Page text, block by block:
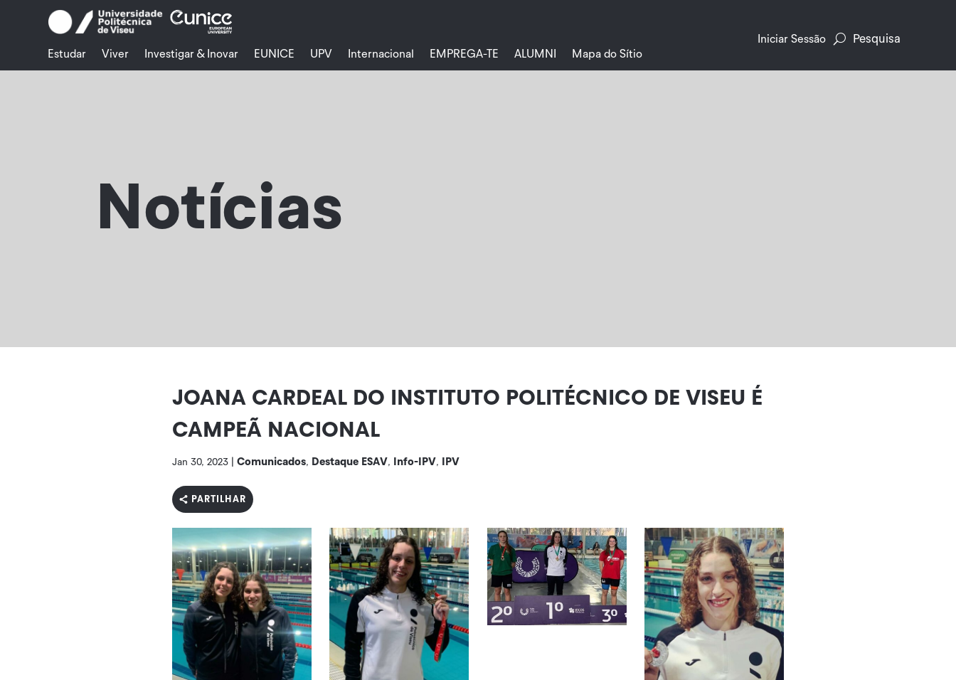
Estudar Viver Investigar & Inovar EUNICE UPV Internacional EMPREGA-TE ALUMNI Mapa do Sítio
Iniciar Sessão Pesquisa
Notícias
JOANA CARDEAL DO INSTITUTO POLITÉCNICO DE VISEU É
CAMPEÃ NACIONAL
Jan 30, 2023| Comunicados, Destaque ESAV, Info-IPV, IPV
PARTILHAR